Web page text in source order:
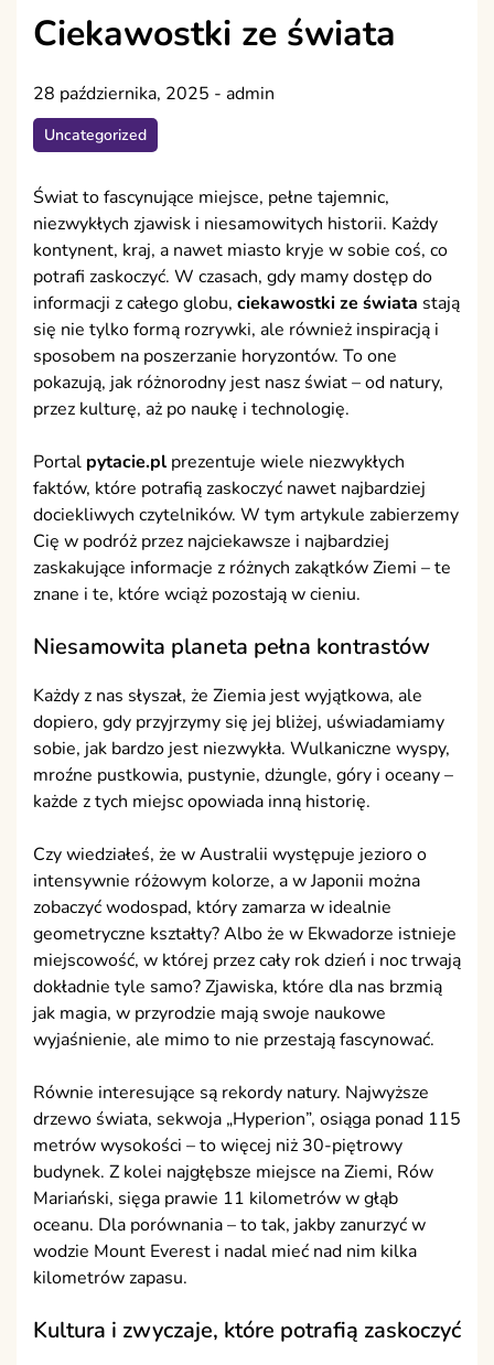
Ciekawostki ze świata
28 października, 2025 - admin
Uncategorized
Świat to fascynujące miejsce, pełne tajemnic,
niezwykłych zjawisk i niesamowitych historii. Każdy
kontynent, kraj, a nawet miasto kryje w sobie coś, co
potrafi zaskoczyć. W czasach, gdy mamy dostęp do
informacji z całego globu, ciekawostki ze świata stają
się nie tylko formą rozrywki, ale również inspiracją i
sposobem na poszerzanie horyzontów. To one
pokazują, jak różnorodny jest nasz świat – od natury,
przez kulturę, aż po naukę i technologię.
Portal pytacie.pl prezentuje wiele niezwykłych
faktów, które potrafią zaskoczyć nawet najbardziej
dociekliwych czytelników. W tym artykule zabierzemy
Cię w podróż przez najciekawsze i najbardziej
zaskakujące informacje z różnych zakątków Ziemi – te
znane i te, które wciąż pozostają w cieniu.
Niesamowita planeta pełna kontrastów
Każdy z nas słyszał, że Ziemia jest wyjątkowa, ale
dopiero, gdy przyjrzymy się jej bliżej, uświadamiamy
sobie, jak bardzo jest niezwykła. Wulkaniczne wyspy,
mroźne pustkowia, pustynie, dżungle, góry i oceany –
każde z tych miejsc opowiada inną historię.
Czy wiedziałeś, że w Australii występuje jezioro o
intensywnie różowym kolorze, a w Japonii można
zobaczyć wodospad, który zamarza w idealnie
geometryczne kształty? Albo że w Ekwadorze istnieje
miejscowość, w której przez cały rok dzień i noc trwają
dokładnie tyle samo? Zjawiska, które dla nas brzmią
jak magia, w przyrodzie mają swoje naukowe
wyjaśnienie, ale mimo to nie przestają fascynować.
Równie interesujące są rekordy natury. Najwyższe
drzewo świata, sekwoja „Hyperion”, osiąga ponad 115
metrów wysokości – to więcej niż 30-piętrowy
budynek. Z kolei najgłębsze miejsce na Ziemi, Rów
Mariański, sięga prawie 11 kilometrów w głąb
oceanu. Dla porównania – to tak, jakby zanurzyć w
wodzie Mount Everest i nadal mieć nad nim kilka
kilometrów zapasu.
Kultura i zwyczaje, które potrafią zaskoczyć